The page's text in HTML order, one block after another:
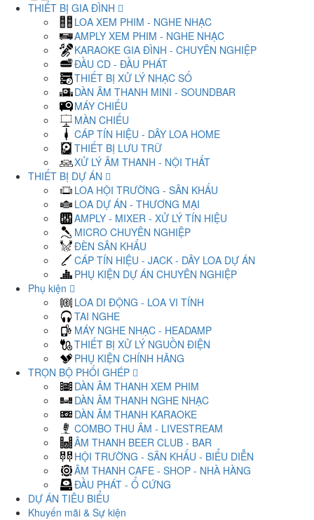
THIẾT BỊ GIA ĐÌNH
LOA XEM PHIM - NGHE NHẠC
AMPLY XEM PHIM - NGHE NHẠC
KARAOKE GIA ĐÌNH - CHUYÊN NGHIỆP
ĐẦU CD - ĐẦU PHÁT
THIẾT BỊ XỬ LÝ NHẠC SỐ
DÀN ÂM THANH MINI - SOUNDBAR
MÁY CHIẾU
MÀN CHIẾU
CÁP TÍN HIỆU - DÂY LOA HOME
THIẾT BỊ LƯU TRỮ
XỬ LÝ ÂM THANH - NỘI THẤT
THIẾT BỊ DỰ ÁN
LOA HỘI TRƯỜNG - SÂN KHẤU
LOA DỰ ÁN - THƯƠNG MẠI
AMPLY - MIXER - XỬ LÝ TÍN HIỆU
MICRO CHUYÊN NGHIỆP
ĐÈN SÂN KHẤU
CÁP TÍN HIỆU - JACK - DÂY LOA DỰ ÁN
PHỤ KIỆN DỰ ÁN CHUYÊN NGHIỆP
Phụ kiện
LOA DI ĐỘNG - LOA VI TÍNH
TAI NGHE
MÁY NGHE NHẠC - HEADAMP
THIẾT BỊ XỬ LÝ NGUỒN ĐIỆN
PHỤ KIỆN CHÍNH HÃNG
TRỌN BỘ PHỐI GHÉP
DÀN ÂM THANH XEM PHIM
DÀN ÂM THANH NGHE NHẠC
DÀN ÂM THANH KARAOKE
COMBO THU ÂM - LIVESTREAM
ÂM THANH BEER CLUB - BAR
HỘI TRƯỜNG - SÂN KHẤU - BIỂU DIỄN
ÂM THANH CAFE - SHOP - NHÀ HÀNG
ĐẦU PHÁT - Ổ CỨNG
DỰ ÁN TIÊU BIỂU
Khuyến mãi & Sự kiện